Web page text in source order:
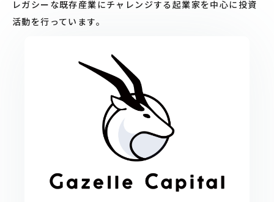
レガシーな既存産業にチャレンジする起業家を中心に投資
活動を行っています。